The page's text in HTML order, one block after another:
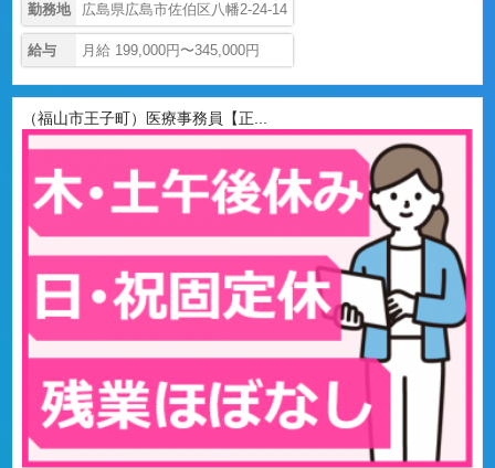
勤務地 広島県広島市佐伯区八幡2-24-14
給与 月給 199,000円〜345,000円
（福山市王子町）医療事務員【正...